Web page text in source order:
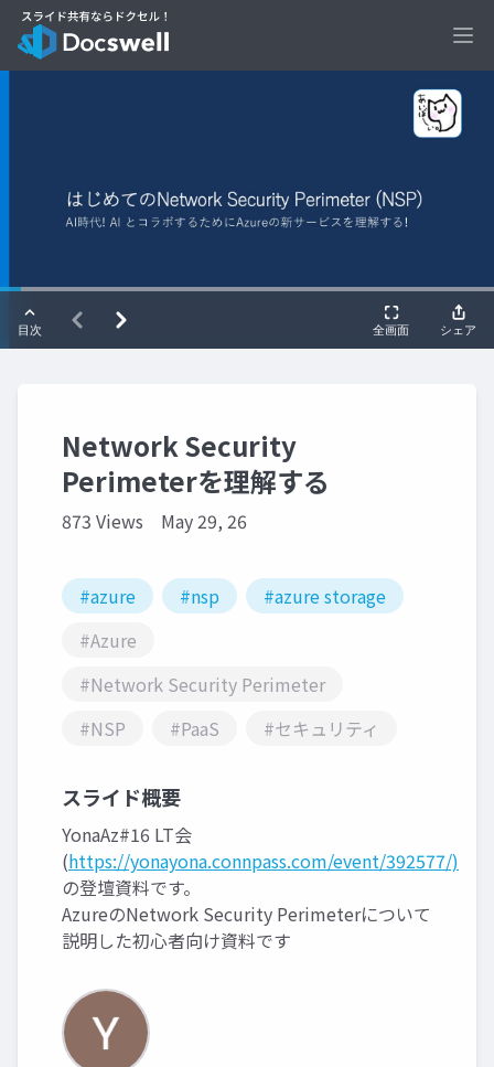
Network Security
Perimeterを理解する
873 Views May 29, 26
#azure #nsp
#azure storage
#Azure
#Network Security Perimeter
#NSP
#PaaS #セキュリティ
スライド概要
YonaAz#16 LT会
(https://yonayona.connpass.com/event/392577/)
の登壇資料です。
AzureのNetwork Security Perimeterについて
説明した初心者向け資料です